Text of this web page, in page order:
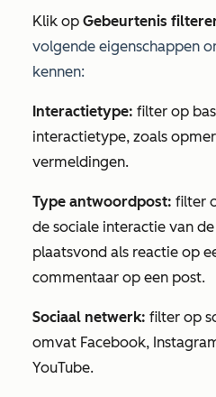
Klik op Gebeurtenis
volgende eigenschappen
kennen:
Interactietype: filter op
interactietype, zoals
vermeldingen.
Type antwoordpost: filter
de sociale interactie van
plaatsvond als reactie op
commentaar op een post.
Sociaal netwerk: filter op
omvat Facebook,
YouTube.